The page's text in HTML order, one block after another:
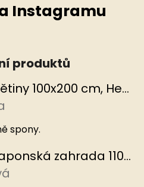
Instagramu
produktů
Kašmírový pléd Květiny 100x200 cm, Hedvábný svět
5 hvězdiček.
spony.
Hedvábný šátek Japonská zahrada 110x110 cm v dárkovém balení, HEDVÁBNÝ SVĚT
5 hvězdiček.